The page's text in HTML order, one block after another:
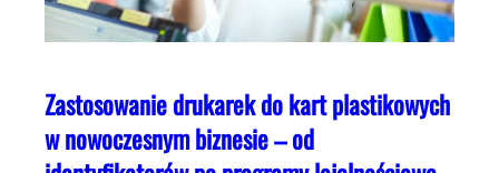
Zastosowanie drukarek do kart plastikowych
w nowoczesnym biznesie – od